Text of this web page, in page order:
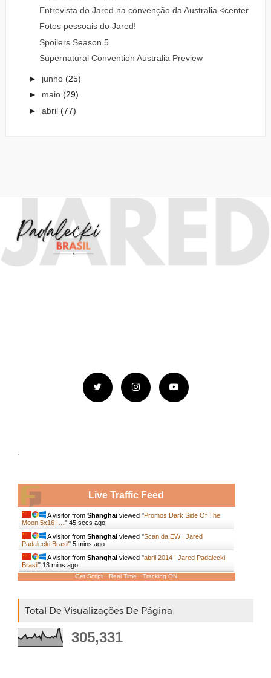
Entrevista do Jared na convenção da Australia.<center
Fotos pessoais do Jared!
Spoilers Season 5
Supernatural Convention Australia Preview
► junho (25)
► maio (29)
► abril (77)
Live Traffic Feed
A visitor from Shanghaiviewed "Promos Dark Side Of The
Moon 5x16 |… " 46 secs ago
A visitor from Shanghaiviewed "Scan da EW | Jared
Padalecki Brasil" 5 mins ago
A visitor from Shanghaiviewed "abril 2014 | Jared Padalecki
Brasil" 13 mins ago
Get Script Real Time Tracking ON
Total De Visualizações De Página
305,331